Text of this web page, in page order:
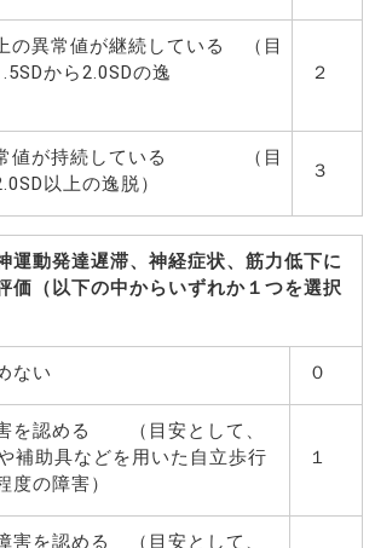
の異常値が継続している （目
から2.0SDの逸
２
常値が持続している （目
以上の逸脱）
３
運動発達遅滞、神経症状、筋力低下に
価（以下の中からいずれか１つを選択
ない ０
を認める （目安として、
補助具などを用いた自立歩行
度の障害）
１
害を認める （目安として、